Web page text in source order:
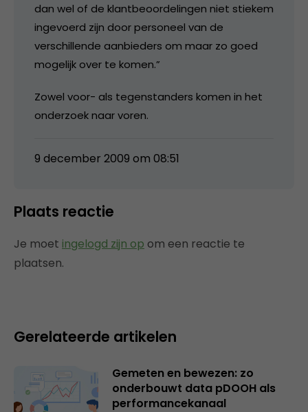
dan wel of de klantbeoordelingen niet stiekem
ingevoerd zijn door personeel van de
verschillende aanbieders om maar zo goed
mogelijk over te komen.”
Zowel voor- als tegenstanders komen in het
onderzoek naar voren.
9 december 2009 om 08:51
Plaats reactie
Je moet ingelogd zijn op om een reactie te
plaatsen.
Gerelateerde artikelen
Gemeten en bewezen: zo
onderbouwt data pDOOH als
performancekanaal